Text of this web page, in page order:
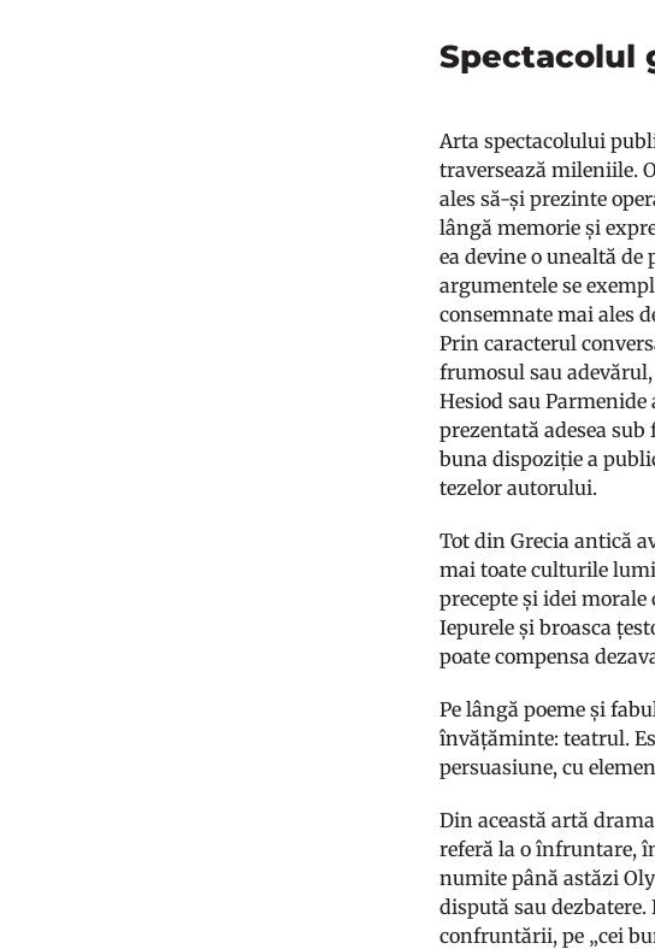
Spectacolul
Arta spectacolului
traversează mileniile.
ales să-și prezinte
lângă memorie și
ea devine o unealtă
argumentele se
consemnate mai ales
Prin caracterul
frumosul sau
Hesiod sau
prezentată adesea
buna dispoziție a
tezelor autorului.
Tot din Grecia antică
mai toate culturile
precepte și idei morale
Iepurele și broasca
poate compensa
Pe lângă poeme și
învățăminte: teatrul.
persuasiune, cu
Din această artă
referă la o înfruntare,
numite până astăzi
dispută sau
confruntării, pe „cei